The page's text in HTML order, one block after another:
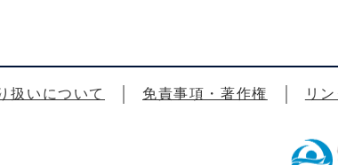
扱いについて 免責事項・著作権 リ